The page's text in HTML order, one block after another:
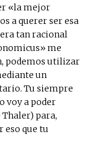
«la mejor
a querer ser esa
tan racional
me
podemos utilizar
un
Tu siempre
voy a poder
para,
eso que tu